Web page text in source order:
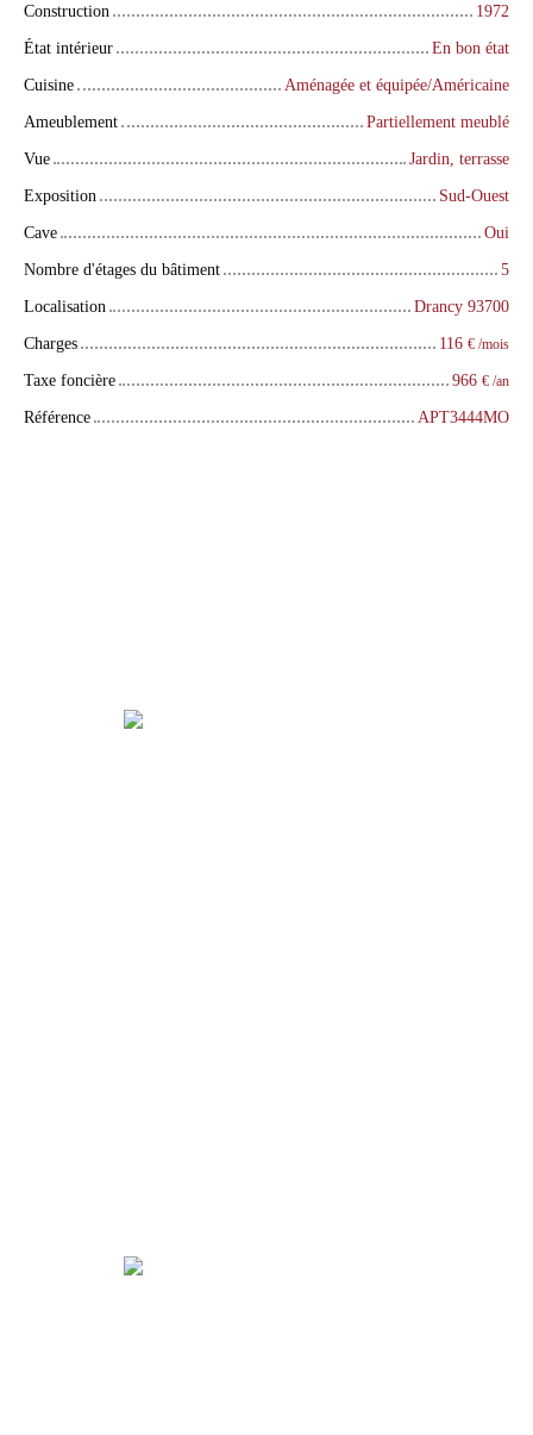
Construction
1972
État intérieur
En bon état
Cuisine
Aménagée et équipée/Américaine
Ameublement
Partiellement meublé
Vue
Jardin, terrasse
Exposition
Sud-Ouest
Cave
Oui
Nombre d'étages du bâtiment
5
Localisation
Drancy 93700
Charges
116 € /mois
Taxe foncière 966 € /an
Référence APT3444MO